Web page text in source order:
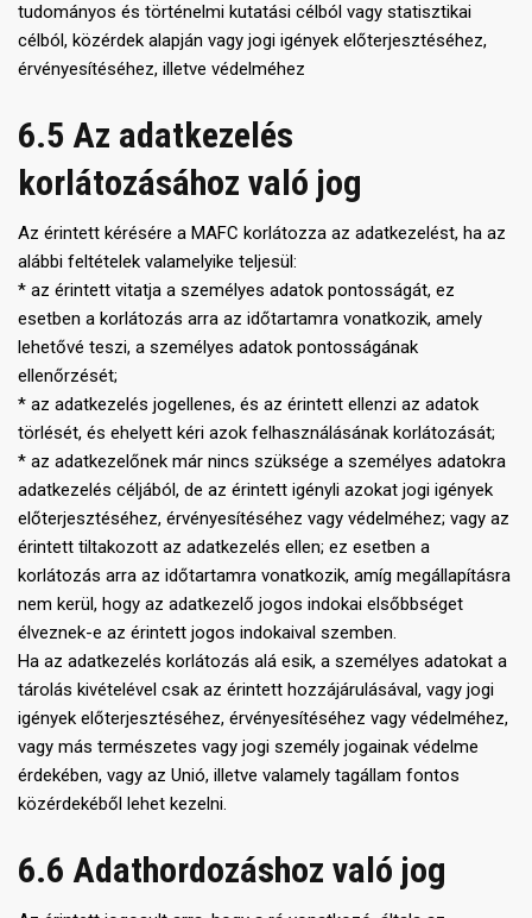
tudományos és történelmi kutatási célból vagy statisztikai
célból, közérdek alapján vagy jogi igények előterjesztéséhez,
érvényesítéséhez, illetve védelméhez
6.5 Az adatkezelés
korlátozásához való jog
Az érintett kérésére a MAFC korlátozza az adatkezelést, ha az
alábbi feltételek valamelyike teljesül:
* az érintett vitatja a személyes adatok pontosságát, ez
esetben a korlátozás arra az időtartamra vonatkozik, amely
lehetővé teszi, a személyes adatok pontosságának
ellenőrzését;
* az adatkezelés jogellenes, és az érintett ellenzi az adatok
törlését, és ehelyett kéri azok felhasználásának korlátozását;
* az adatkezelőnek már nincs szüksége a személyes adatokra
adatkezelés céljából, de az érintett igényli azokat jogi igények
előterjesztéséhez, érvényesítéséhez vagy védelméhez; vagy az
érintett tiltakozott az adatkezelés ellen; ez esetben a
korlátozás arra az időtartamra vonatkozik, amíg megállapításra
nem kerül, hogy az adatkezelő jogos indokai elsőbbséget
élveznek-e az érintett jogos indokaival szemben.
Ha az adatkezelés korlátozás alá esik, a személyes adatokat a
tárolás kivételével csak az érintett hozzájárulásával, vagy jogi
igények előterjesztéséhez, érvényesítéséhez vagy védelméhez,
vagy más természetes vagy jogi személy jogainak védelme
érdekében, vagy az Unió, illetve valamely tagállam fontos
közérdekéből lehet kezelni.
6.6 Adathordozáshoz való jog